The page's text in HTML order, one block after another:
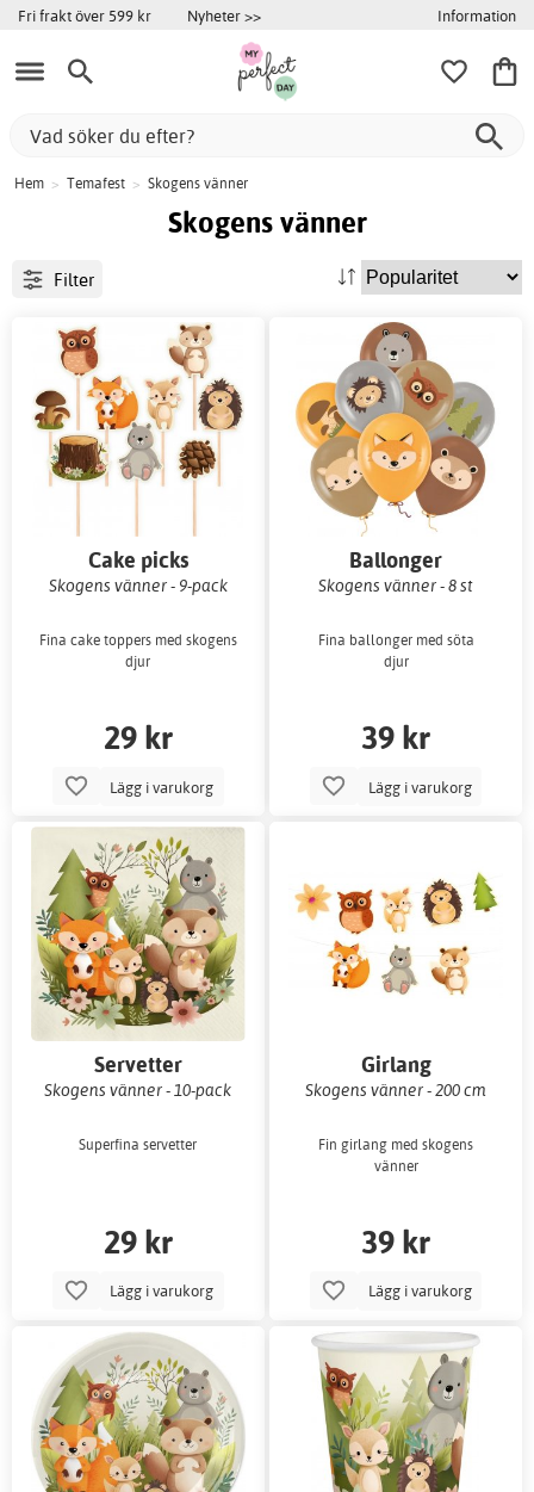
Fri frakt över 599 kr Nyheter >> Information
Hem > Temafest > Skogens vänner
Skogens vänner
Filter
Cake picks
Skogens vänner - 9-pack
Fina cake toppers med skogens
djur
29 kr
Lägg i varukorg
Ballonger
Skogens vänner - 8 st
Fina ballonger med söta
djur
39 kr
Lägg i varukorg
Servetter
Skogens vänner - 10-pack
Superfina servetter
29 kr
Lägg i varukorg
Girlang
Skogens vänner - 200 cm
Fin girlang med skogens
vänner
39 kr
Lägg i varukorg